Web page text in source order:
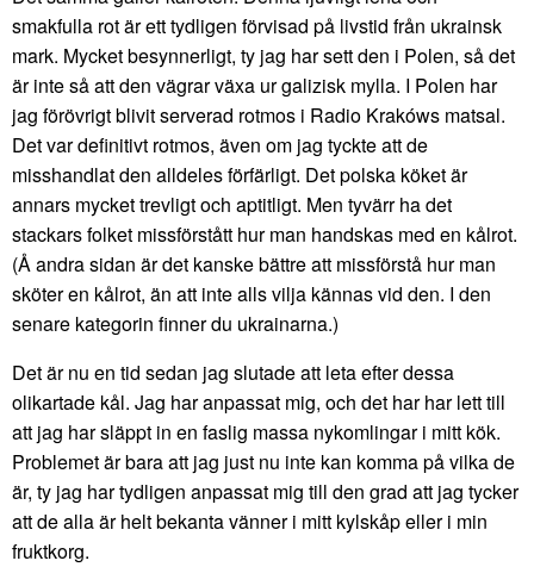
smakfulla rot är ett tydligen förvisad på livstid från ukrainsk
mark. Mycket besynnerligt, ty jag har sett den i Polen, så det
är inte så att den vägrar växa ur galizisk mylla. I Polen har
jag förövrigt blivit serverad rotmos i Radio Krakóws matsal.
Det var definitivt rotmos, även om jag tyckte att de
misshandlat den alldeles förfärligt. Det polska köket är
annars mycket trevligt och aptitligt. Men tyvärr ha det
stackars folket missförstått hur man handskas med en kålrot.
(Å andra sidan är det kanske bättre att missförstå hur man
sköter en kålrot, än att inte alls vilja kännas vid den. I den
senare kategorin finner du ukrainarna.)
Det är nu en tid sedan jag slutade att leta efter dessa
olikartade kål. Jag har anpassat mig, och det har har lett till
att jag har släppt in en faslig massa nykomlingar i mitt kök.
Problemet är bara att jag just nu inte kan komma på vilka de
är, ty jag har tydligen anpassat mig till den grad att jag tycker
att de alla är helt bekanta vänner i mitt kylskåp eller i min
fruktkorg.